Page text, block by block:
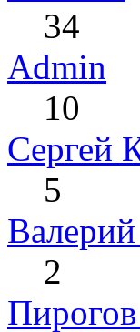
34
Admin
10
Сергей
5
2